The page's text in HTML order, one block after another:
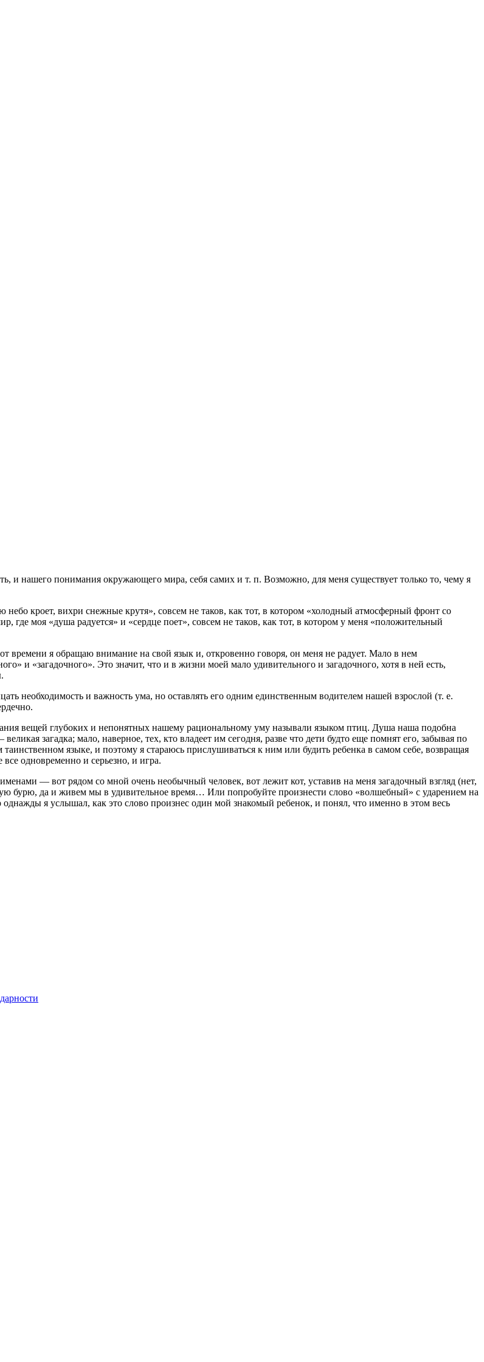
и нашего понимания окружающего мира, себя самих и т. п. Возможно, для меня существует только то, чему я
кроет, вихри снежные крутя», совсем не таков, как тот, в котором «холодный атмосферный фронт со
где моя «душа радуется» и «сердце поет», совсем не таков, как тот, в котором у меня «положительный
времени я обращаю внимание на свой язык и, откровенно говоря, он меня не радует. Мало в нем
и «загадочного». Это значит, что и в жизни моей мало удивительного и загадочного, хотя в ней есть,
необходимость и важность ума, но оставлять его одним единственным водителем нашей взрослой (т. е.
вещей глубоких и непонятных нашему рациональному уму называли языком птиц. Душа наша подобна
загадка; мало, наверное, тех, кто владеет им сегодня, разве что дети будто еще помнят его, забывая по
языке, и поэтому я стараюсь прислушиваться к ним или будить ребенка в самом себе, возвращая
одновременно и серьезно, и игра.
— вот рядом со мной очень необычный человек, вот лежит кот, уставив на меня загадочный взгляд (нет,
бурю, да и живем мы в удивительное время… Или попробуйте произнести слово «волшебный» с ударением на
я услышал, как это слово произнес один мой знакомый ребенок, и понял, что именно в этом весь